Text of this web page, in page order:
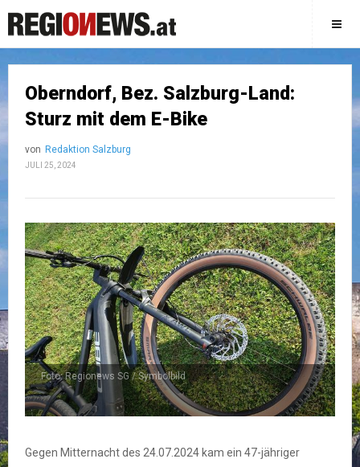
Oberndorf, Bez. Salzburg-Land:
Sturz mit dem E-Bike
von Redaktion Salzburg
JULI 25, 2024
Foto: Regionews SG / Symbolbild
Gegen Mitternacht des 24.07.2024 kam ein 47-jähriger